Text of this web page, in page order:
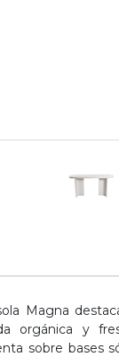
Magna
orgánica y
sobre bases